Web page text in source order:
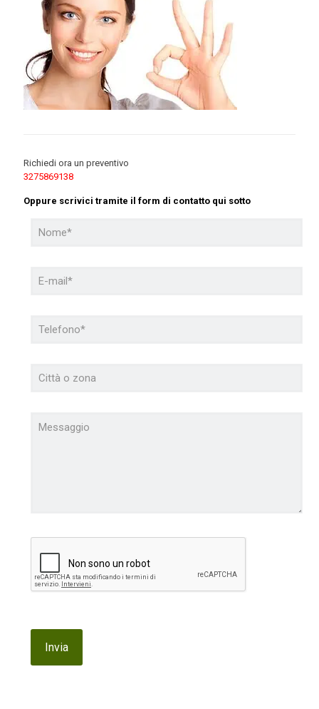
Richiedi ora un preventivo
3275869138
Oppure scrivici tramite il form di contatto qui sotto